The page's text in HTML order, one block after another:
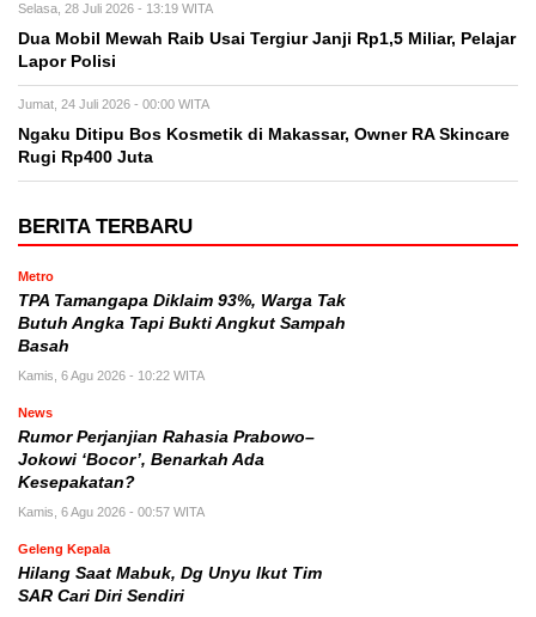
Selasa, 28 Juli 2026 - 13:19 WITA
Dua Mobil Mewah Raib Usai Tergiur Janji Rp1,5 Miliar, Pelajar
Lapor Polisi
Jumat, 24 Juli 2026 - 00:00 WITA
Ngaku Ditipu Bos Kosmetik di Makassar, Owner RA Skincare
Rugi Rp400 Juta
BERITA TERBARU
Metro
TPA Tamangapa Diklaim 93%, Warga Tak
Butuh Angka Tapi Bukti Angkut Sampah
Basah
Kamis, 6 Agu 2026 - 10:22 WITA
News
Rumor Perjanjian Rahasia Prabowo–
Jokowi ‘Bocor’, Benarkah Ada
Kesepakatan?
Kamis, 6 Agu 2026 - 00:57 WITA
Geleng Kepala
Hilang Saat Mabuk, Dg Unyu Ikut Tim
SAR Cari Diri Sendiri